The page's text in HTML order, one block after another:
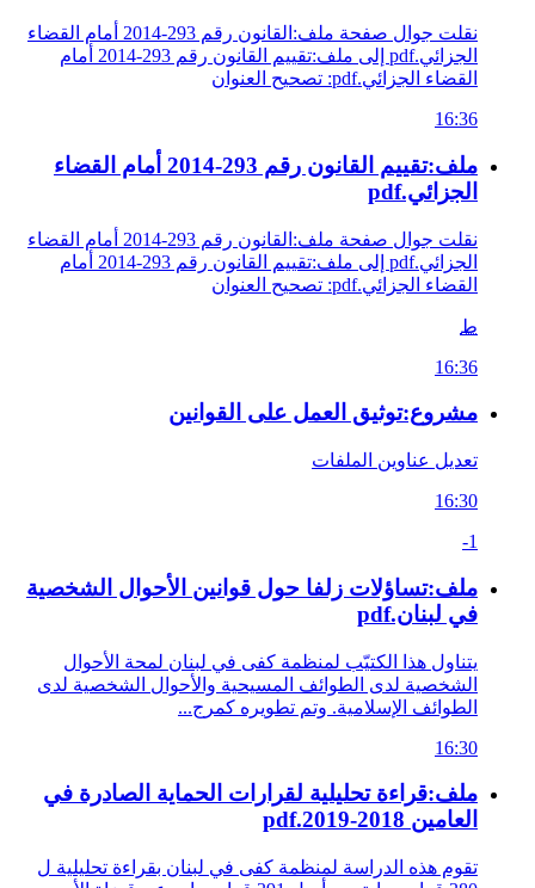
نقلت جوال صفحة ملف:القانون رقم 293-2014 أمام القضاء
الجزائي.pdf إلى ملف:تقييم القانون رقم 293-2014 أمام
القضاء الجزائي.pdf: تصحيح العنوان
16:36
ملف:تقييم القانون رقم 293-2014 أمام القضاء
الجزائي.pdf
نقلت جوال صفحة ملف:القانون رقم 293-2014 أمام القضاء
الجزائي.pdf إلى ملف:تقييم القانون رقم 293-2014 أمام
القضاء الجزائي.pdf: تصحيح العنوان
ط
16:36
مشروع:توثيق العمل على القوانين
تعديل عناوين الملفات
16:30
-1
ملف:تساؤلات زلفا حول قوانين الأحوال الشخصية
في لبنان.pdf
يتناول هذا الكتيّب لمنظمة كفى في لبنان لمحة الأحوال
الشخصية لدى الطوائف المسيحية والأحوال الشخصية لدى
الطوائف الإسلامية. وتم تطويره كمرج...
16:30
ملف:قراءة تحليلية لقرارات الحماية الصادرة في
العامين 2018-2019.pdf
تقوم هذه الدراسة لمنظمة كفى في لبنان بقراءة تحليلية ل